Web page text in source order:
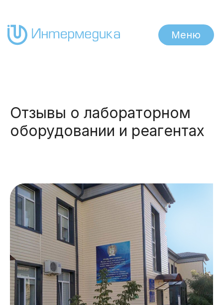
Отзывы о лабораторном
оборудовании и реагентах